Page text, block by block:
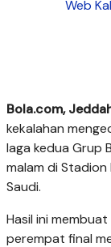
Web
Bola.com,
kekalahan
laga kedua Grup B
malam di
Saudi.
Hasil ini
perempat final